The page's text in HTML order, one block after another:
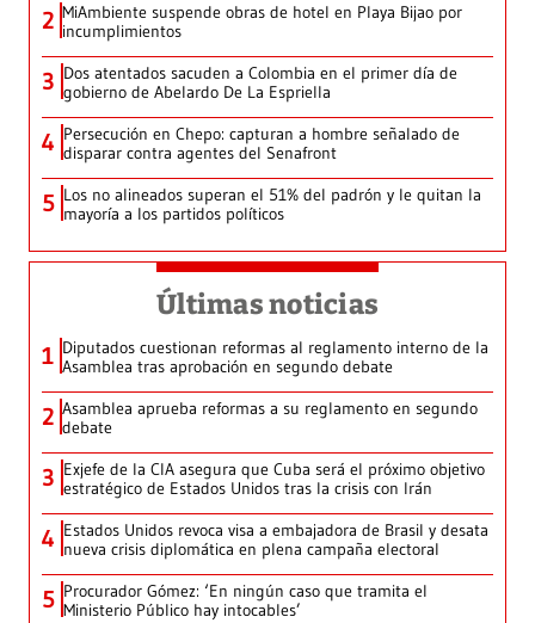
2 MiAmbiente suspende obras de hotel en Playa Bijao por
incumplimientos
3 Dos atentados sacuden a Colombia en el primer día de
gobierno de Abelardo De La Espriella
4 Persecución en Chepo: capturan a hombre señalado de
disparar contra agentes del Senafront
5 Los no alineados superan el 51% del padrón y le quitan la
mayoría a los partidos políticos
Últimas noticias
1 Diputados cuestionan reformas al reglamento interno de la
Asamblea tras aprobación en segundo debate
2 Asamblea aprueba reformas a su reglamento en segundo
debate
3 Exjefe de la CIA asegura que Cuba será el próximo objetivo
estratégico de Estados Unidos tras la crisis con Irán
4 Estados Unidos revoca visa a embajadora de Brasil y desata
nueva crisis diplomática en plena campaña electoral
5 Procurador Gómez: ‘En ningún caso que tramita el
Ministerio Público hay intocables’